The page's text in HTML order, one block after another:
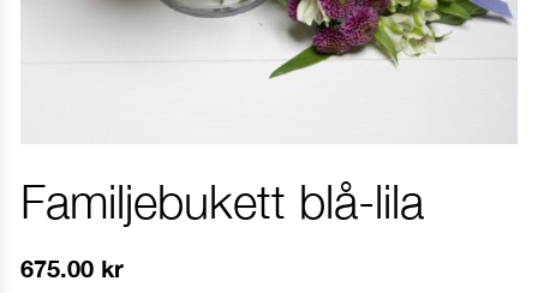
Familjebukett blå-lila
675.00 kr